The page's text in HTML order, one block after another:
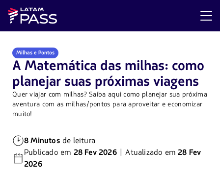
Milhas e Pontos
A Matemática das milhas: como
planejar suas próximas viagens
Quer viajar com milhas? Saiba aqui como planejar sua próxima
aventura com as milhas/pontos para aproveitar e economizar
muito!
8 Minutos de leitura
Publicado em 28 Fev 2026| Atualizado em 28 Fev
2026